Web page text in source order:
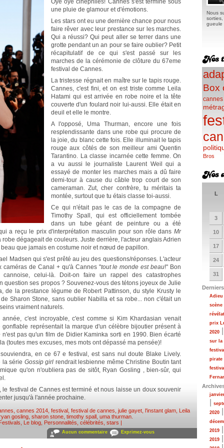
Oyé oyé cinéphiles! Cannes s'est terminé sous
une pluie de glamour et d'émotions.
Les stars ont eu une dernière chance pour nous
faire rêver avec leur prestance sur les marches.
Qui a réussi? Qui peut aller se terrer dans une
grotte pendant un an pour se faire oublier? Petit
récapitulatif de ce qui s'est passé sur les
marches de la cérémonie de clôture du 67eme
festival de Cannes.
La tristesse régnait en maître sur le tapis rouge.
Cannes, c'est fini, et on est triste comme Leila
Hatami qui est arrivée en robe noire et la tête
couverte d'un foulard noir lui-aussi. Elle était en
deuil et elle le montre.
A l'opposé, Uma Thurman, encore une fois
resplendissante dans une robe qui procure de
la joie, du blanc cette fois. Elle illuminait le tapis
rouge aux côtés de son meilleur ami Quentin
Tarantino. La classe incarnée cette femme. On
a vu aussi le journaliste Laurent Weil qui a
essayé de monter les marches mais a dû faire
demi-tour à cause du câble trop court de son
cameraman. Zut, cher confrère, tu méritais ta
montée, surtout que tu étais classe toi-aussi.
Ce qui n'était pas le cas de la compagne de
Timothy Spall, qui est officiellement tombée
dans un tube géant de peinture ou a été
a reçu le prix d'interprétation masculin pour son rôle dans Mr
dégageait de couleurs. Juste derrière, l'acteur anglais Adrien
que jamais en costume noir et nœud de papillon.
Madsen qui s'est prêté au jeu des questions/réponses. L'acteur
caméras de Canal + qu'à Cannes "tout le monde est beau!" Bon
celui-là. Doit-on faire un rappel des catastrophes
question ses propos ? Souvenez-vous des tétons joyeux de Julie
de la prestance légume de Robert Pattinson, du style Krusty le
Sharon Stone, sans oublier Nabilla et sa robe... non c'était un
vraiment naturels.
c'est incroyable, c'est comme si Kim Khardasian venait
représentait la marque d'un célèbre bijoutier présent à
n'est pas qu'un film de Didier Kaminka sorti en 1990. Bien écarté
(toutes mes excuses, mes mots ont dépassé ma pensée)!
en ce 67 e festival, est sans nul doute Blake Lively.
la série Gossip girl rendrait lesbienne même Christine Boutin tant
qu'on n'oubliera pas de sitôt, Ryan Gosling , bien-sûr, qui
le festival de Cannes est terminé et nous laisse un doux souvenir
jusqu'à l'année prochaine.
cannes 2014, festival, festival de cannes julie gayet, l'instant glam, Leila
gosling, sharon stone, timothy spall, uma thurman.
Le blog Personnalités, célébrités, stars |
Aucun commentaire Exprimez-vous
Nous
gueule
Box
Bros
L
3
10
17
24
31
Adieu
scène
prix
2020
sur la
pirate
2020
2019
2019